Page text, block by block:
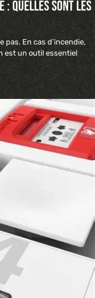
: quelles sont les
pas. En cas d’incendie,
est un outil essentiel